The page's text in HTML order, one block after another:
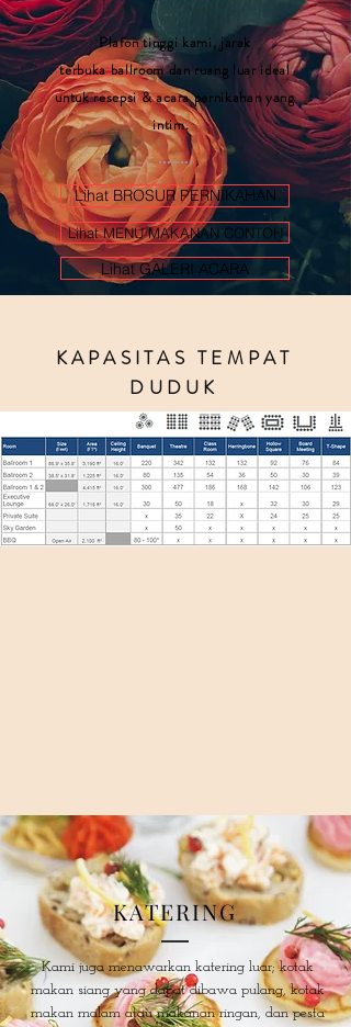
Plafon tinggi kami, jarak
terbukaballroom dan ruang luar ideal
untuk resepsi & acara pernikahan yang
intim.
Lihat BROSUR PERNIKAHAN
Lihat MENU MAKANAN CONTOH
Lihat GALERI ACARA
KAPASITAS TEMPAT
DUDUK
KATERING
Kami juga menawarkan katering luar; kotak
makan siang yang dapat dibawa pulang, kotak
makan malam atau makanan ringan, dan pesta